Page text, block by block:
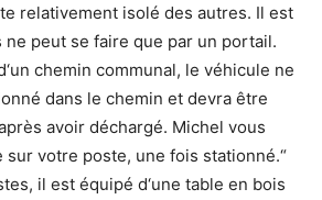
relativement isolé des autres. Il est
peut se faire que par un portail.
chemin communal, le véhicule ne
dans le chemin et devra être
avoir déchargé. Michel vous
sur votre poste, une fois stationné.“
il est équipé d‘une table en bois